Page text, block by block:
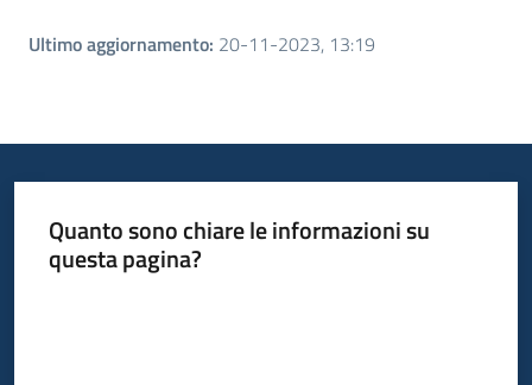
Ultimo aggiornamento: 20-11-2023, 13:19
Quanto sono chiare le informazioni su
questa pagina?